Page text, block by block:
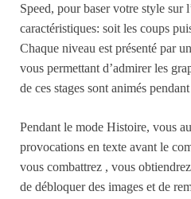
Speed, pour baser votre style sur
caractéristiques: soit les coups
Chaque niveau est présenté par
vous permettant d’admirer les
de ces stages sont animés
Pendant le mode Histoire, vous
provocations en texte avant le
vous combattrez , vous
de débloquer des images et de